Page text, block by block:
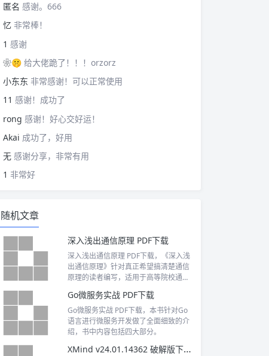
匿名 感谢。666
忆 非常棒！
1 感谢
❀🤫 给大佬跪了！！！orzorz
小东东 非常感谢！可以正常使用
11 感谢！成功了
rong 感谢！好心交好运！
Akai 成功了，好用
无 感谢分享，非常有用
1 非常好
随机文章
深入浅出通信原理 PDF下载
深入浅出通信原理 PDF下载，《深入浅
出通信原理》针对真正希望搞清楚通信
原理的读者编写，适用于高等院校通信
工程师，也适用于对通信原理具有浓厚
兴趣的非通信专业人士。
Go微服务实战 PDF下载
Go微服务实战 PDF下载，本书针对Go
语言进行微服务开发做了全面细致的介
绍，书中内容包括四大部分。
XMind v24.01.14362 破解版下载及安装教程